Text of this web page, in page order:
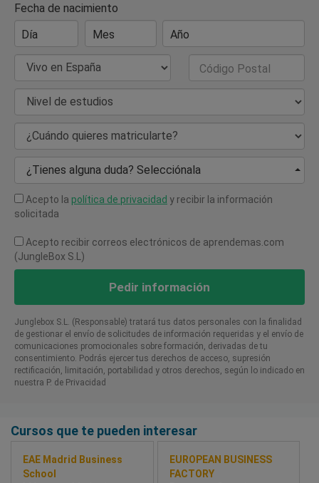
Fecha de nacimiento
Día
Mes Año
País de Residencia Código Postal
Nivel de estudios
¿Cuándo quieres matricularte?
¿Tienes alguna duda? Selecciónala
Acepto la política de privacidad y recibir la información
solicitada
Acepto recibir correos electrónicos de aprendemas.com
(JungleBox S.L)
Pedir información
Junglebox S.L. (Responsable) tratará tus datos personales con la finalidad
de gestionar el envío de solicitudes de información requeridas y el envío de
comunicaciones promocionales sobre formación, derivadas de tu
consentimiento. Podrás ejercer tus derechos de acceso, supresión
rectificación, limitación, portabilidad y otros derechos, según lo indicado en
nuestra P. de Privacidad​
Cursos que te pueden interesar
EAE Madrid Business
School
EUROPEAN BUSINESS
FACTORY